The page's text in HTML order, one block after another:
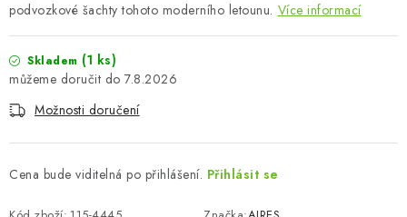
podvozkové šachty tohoto moderního letounu. Více informací
Skladem (1 ks)
7.8.2026
Možnosti doručení
Cena bude viditelná po přihlášení. Přihlásit se